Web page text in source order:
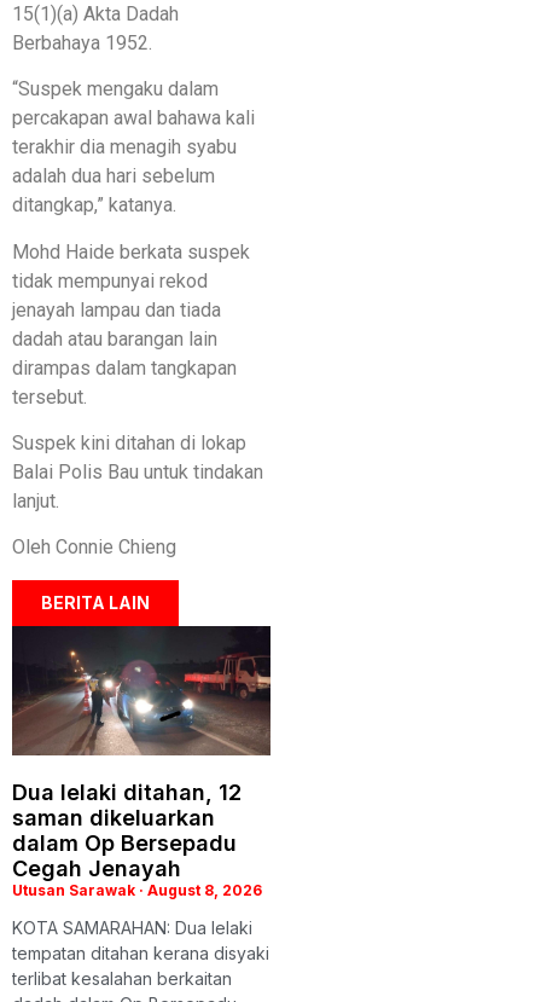
15(1)(a) Akta Dadah
Berbahaya 1952.
“Suspek mengaku dalam
percakapan awal bahawa kali
terakhir dia menagih syabu
adalah dua hari sebelum
ditangkap,” katanya.
Mohd Haide berkata suspek
tidak mempunyai rekod
jenayah lampau dan tiada
dadah atau barangan lain
dirampas dalam tangkapan
tersebut.
Suspek kini ditahan di lokap
Balai Polis Bau untuk tindakan
lanjut.
Oleh Connie Chieng
BERITA LAIN
Dua lelaki ditahan, 12
saman dikeluarkan
dalam Op Bersepadu
Cegah Jenayah
Utusan Sarawak August 8, 2026
KOTA SAMARAHAN: Dua lelaki
tempatan ditahan kerana disyaki
terlibat kesalahan berkaitan